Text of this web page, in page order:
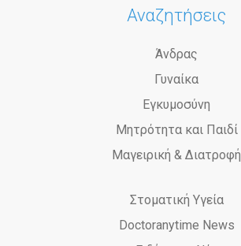
Αναζητήσεις
Άνδρας
Γυναίκα
Εγκυμοσύνη
Μητρότητα και Παιδί
Μαγειρική & Διατροφή
Στοματική Υγεία
Doctoranytime News